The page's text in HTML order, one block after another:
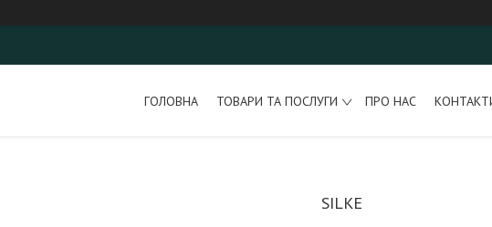
ГОЛОВНА ТОВАРИ ТА ПОСЛУГИ ПРО НАС
SILKE